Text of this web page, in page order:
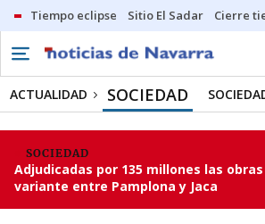
Tiempo eclipse Sitio El Sadar Cierre
ACTUALIDAD SOCIEDAD
SOCIEDAD
Adjudicadas por 135 millones las
variante entre Pamplona y Jaca